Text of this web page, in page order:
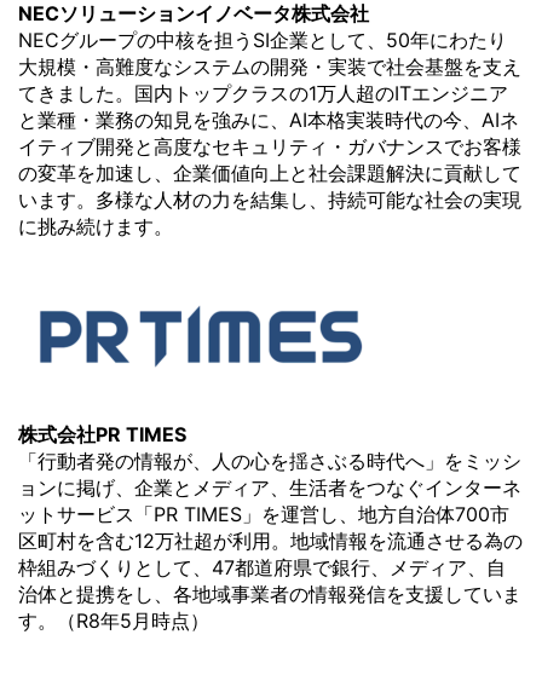
NECソリューションイノベータ株式会社
NECグループの中核を担うSI企業として、50年にわたり
大規模・高難度なシステムの開発・実装で社会基盤を支え
てきました。国内トップクラスの1万人超のITエンジニア
と業種・業務の知見を強みに、AI本格実装時代の今、AIネ
イティブ開発と高度なセキュリティ・ガバナンスでお客様
の変革を加速し、企業価値向上と社会課題解決に貢献して
います。多様な人材の力を結集し、持続可能な社会の実現
に挑み続けます。
株式会社PR TIMES
「行動者発の情報が、人の心を揺さぶる時代へ」をミッシ
ョンに掲げ、企業とメディア、生活者をつなぐインターネ
ットサービス「PR TIMES」を運営し、地方自治体700市
区町村を含む12万社超が利用。地域情報を流通させる為の
枠組みづくりとして、47都道府県で銀行、メディア、自
治体と提携をし、各地域事業者の情報発信を支援していま
す。（R8年5月時点）